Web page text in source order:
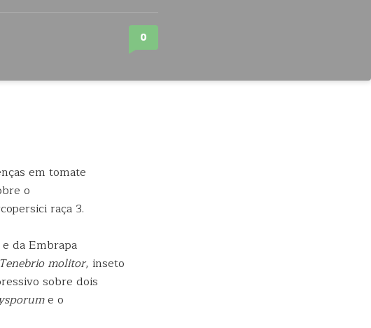
0
o
raça 3.
da Embrapa
Tenebrio molitor, inseto
sobre dois
e o